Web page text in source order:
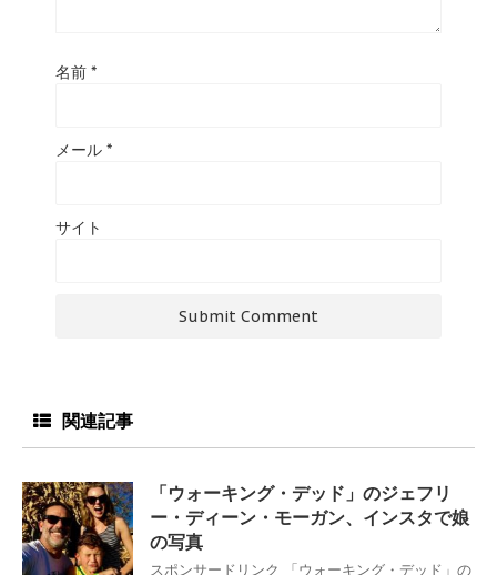
名前 *
メール *
サイト
関連記事
「ウォーキング・デッド」のジェフリ
ー・ディーン・モーガン、インスタで娘
の写真
スポンサードリンク 「ウォーキング・デッド」の